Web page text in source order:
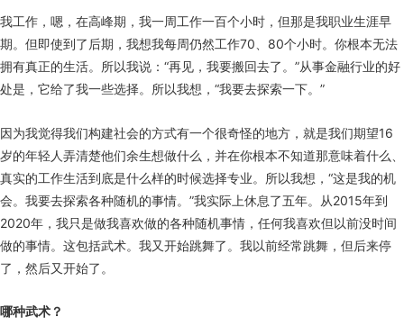
我工作，嗯，在高峰期，我一周工作一百个小时，但那是我职业生涯早
期。但即使到了后期，我想我每周仍然工作70、80个小时。你根本无法
拥有真正的生活。所以我说：“再见，我要搬回去了。”从事金融行业的好
处是，它给了我一些选择。所以我想，“我要去探索一下。”
因为我觉得我们构建社会的方式有一个很奇怪的地方，就是我们期望16
岁的年轻人弄清楚他们余生想做什么，并在你根本不知道那意味着什么、
真实的工作生活到底是什么样的时候选择专业。所以我想，“这是我的机
会。我要去探索各种随机的事情。”我实际上休息了五年。从2015年到
2020年，我只是做我喜欢做的各种随机事情，任何我喜欢但以前没时间
做的事情。这包括武术。我又开始跳舞了。我以前经常跳舞，但后来停
了，然后又开始了。
哪种武术？